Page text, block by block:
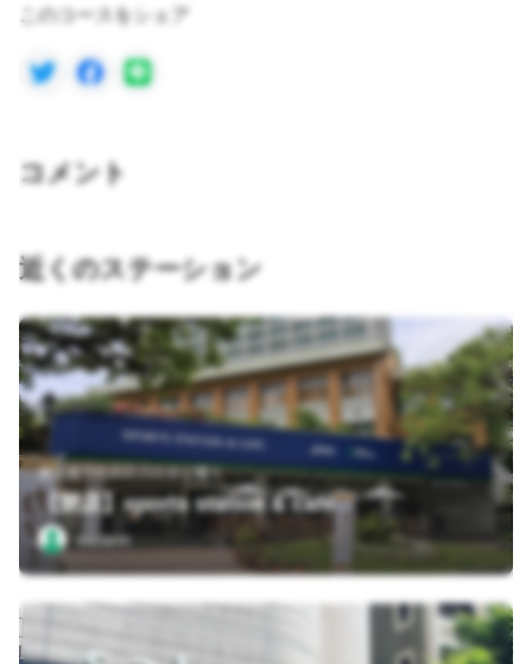
このコースをシェア
コメント
近くのステーション
東京都千代田区日比谷公園１
【閉店】sports station & cafe
sazarin